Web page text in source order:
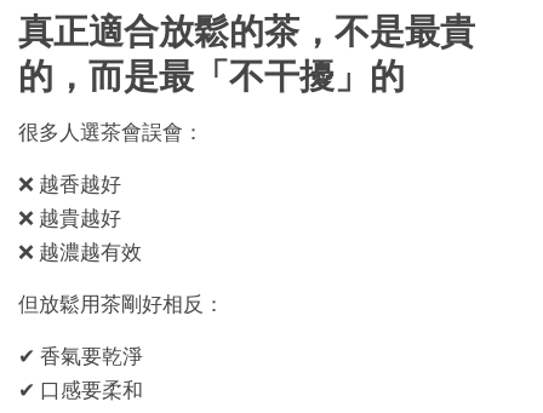
真正適合放鬆的茶，不是最貴
的，而是最「不干擾」的
很多人選茶會誤會：
❌ 越香越好
❌ 越貴越好
❌ 越濃越有效
但放鬆用茶剛好相反：
✔ 香氣要乾淨
✔ 口感要柔和